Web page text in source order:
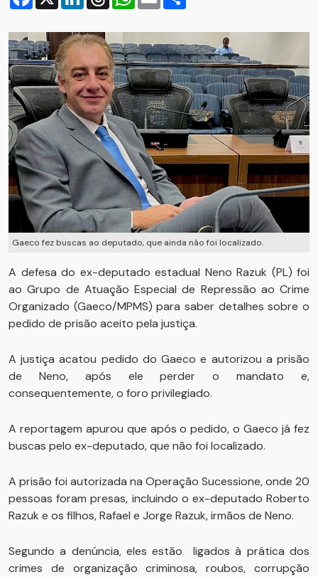
Gaeco fez buscas ao deputado, que ainda não foi localizado.
A defesa do ex-deputado estadual Neno Razuk (PL) foi
ao Grupo de Atuação Especial de Repressão ao Crime
Organizado (Gaeco/MPMS) para saber detalhes sobre o
pedido de prisão aceito pela justiça.
A justiça acatou pedido do Gaeco e autorizou a prisão
de Neno, após ele perder o mandato e,
consequentemente, o foro privilegiado.
A reportagem apurou que após o pedido, o Gaeco já fez
buscas pelo ex-deputado, que não foi localizado.
A prisão foi autorizada na Operação Sucessione, onde 20
pessoas foram presas, incluindo o ex-deputado Roberto
Razuk e os filhos, Rafael e Jorge Razuk, irmãos de Neno.
Segundo a denúncia, eles estão ligados à prática dos
crimes de organização criminosa, roubos, corrupção